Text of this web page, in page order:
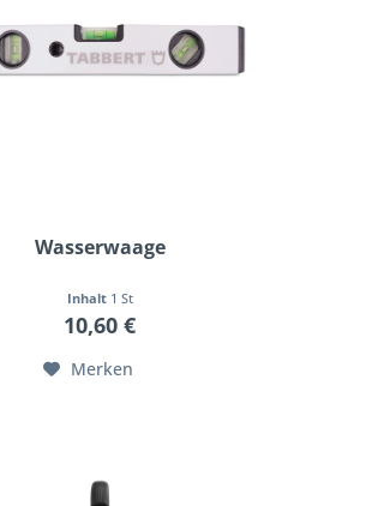
Wasserwaage
Inhalt 1 St
10,60 €
Merken